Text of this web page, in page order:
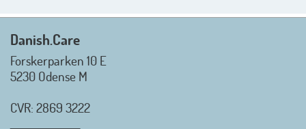
Mvh. Anders, Helle og Malthe
Danish.Care
Forskerparken 10 E
5230 Odense M
CVR: 2869 3222